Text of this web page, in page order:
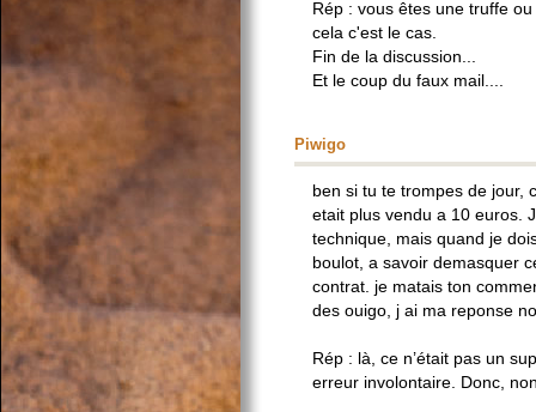
Rép : vous êtes une truffe
cela c'est le cas.
Fin de la discussion...
Et le coup du faux mail....
Piwigo
ben si tu te trompes de jour,
etait plus vendu a 10 euros.
technique, mais quand je
boulot, a savoir demasquer
contrat. je matais ton
des ouigo, j ai ma reponse
Rép : là, ce n’était pas un
erreur involontaire. Donc,